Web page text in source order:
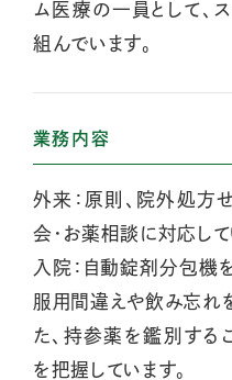
ム医療の一員として、
組んでいます。
業務内容
外来：原則、院外処方
会・お薬相談に対応して
入院：自動錠剤分包機
服用間違えや飲み忘れ
た、持参薬を鑑別する
を把握しています。